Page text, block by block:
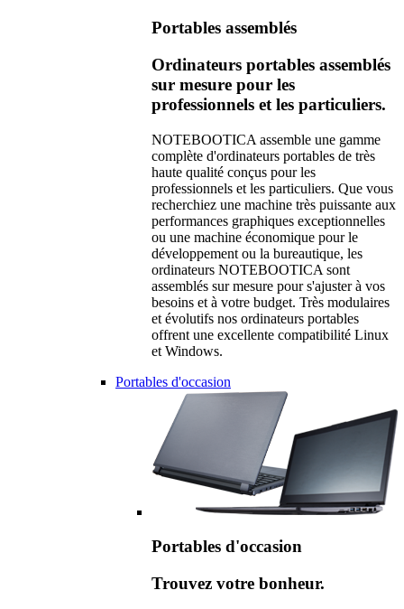
Portables assemblés
Ordinateurs portables assemblés
sur mesure pour les
professionnels et les particuliers.
NOTEBOOTICA assemble une gamme
complète d'ordinateurs portables de très
haute qualité conçus pour les
professionnels et les particuliers. Que vous
recherchiez une machine très puissante aux
performances graphiques exceptionnelles
ou une machine économique pour le
développement ou la bureautique, les
ordinateurs NOTEBOOTICA sont
assemblés sur mesure pour s'ajuster à vos
besoins et à votre budget. Très modulaires
et évolutifs nos ordinateurs portables
offrent une excellente compatibilité Linux
et Windows.
Portables d'occasion
Portables d'occasion
Trouvez votre bonheur.